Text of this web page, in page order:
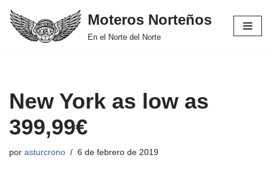
Saltar
Moteros Norteños
En el Norte del Norte
New York as low as
399,99€
por asturcrono 6 de febrero de 2019